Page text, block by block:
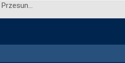
Przesunięcie terminu uruchomienia mechanizmu Flow-Based Market Coupling